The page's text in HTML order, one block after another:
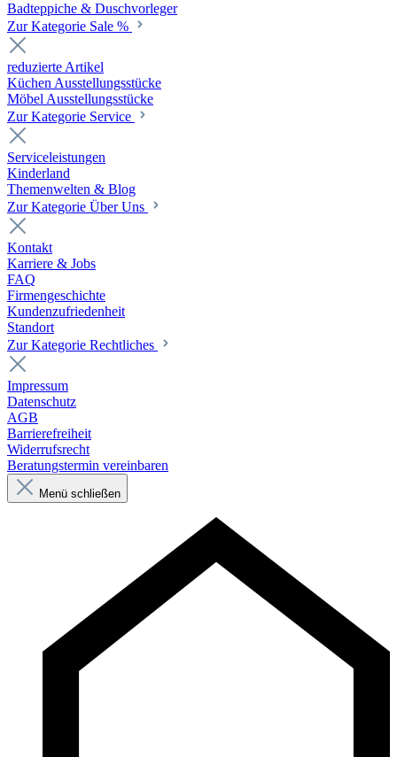
Badteppiche & Duschvorleger
Zur Kategorie Sale %
reduzierte Artikel
Küchen Ausstellungsstücke
Möbel Ausstellungsstücke
Zur Kategorie Service
Serviceleistungen
Kinderland
Themenwelten & Blog
Zur Kategorie Über Uns
Kontakt
Karriere & Jobs
FAQ
Firmengeschichte
Kundenzufriedenheit
Standort
Zur Kategorie Rechtliches
Impressum
Datenschutz
AGB
Barrierefreiheit
Widerrufsrecht
Beratungstermin vereinbaren
Menü schließen